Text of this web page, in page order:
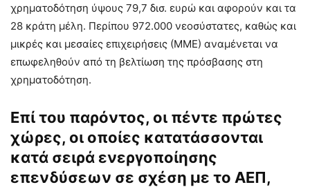
χρηματοδότηση ύψους 79,7 δισ. ευρώ και αφορούν και τα
28 κράτη μέλη. Περίπου 972.000 νεοσύστατες, καθώς και
μικρές και μεσαίες επιχειρήσεις (ΜΜΕ) αναμένεται να
επωφεληθούν από τη βελτίωση της πρόσβασης στη
χρηματοδότηση.
Επί του παρόντος, οι πέντε πρώτες
χώρες, οι οποίες κατατάσσονται
κατά σειρά ενεργοποίησης
επενδύσεων σε σχέση με το ΑΕΠ,